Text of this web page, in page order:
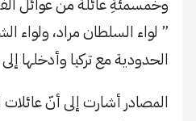
” لواء السلطان مراد، ولواء
الحدودية مع تركيا وأدخلها
المصادر أشارت إلى أنّ عائلات